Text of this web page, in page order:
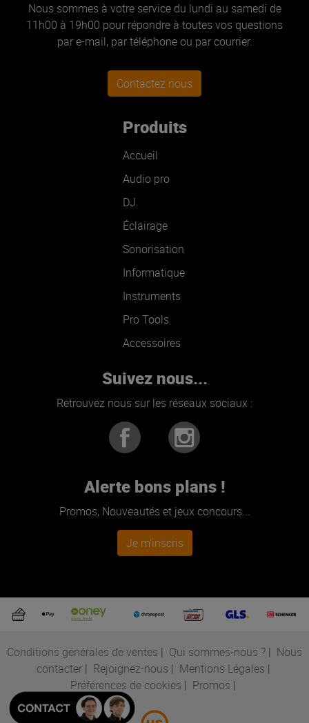
Nous sommes à votre service du lundi au samedi de
11h00 à 19h00 pour répondre à toutes vos questions
par e-mail, par téléphone ou par courrier.
Contactez nous
Produits
Accueil
Audio pro
DJ
Éclairage
Sonorisation
Informatique
Instruments
Pro Tools
Accessoires
Suivez nous...
Retrouvez nous sur les réseaux sociaux :
Alerte bons plans !
Promos, Nouveautés et jeux concours...
Je m'inscris
Conditions générales de ventes | Qui sommes-nous ? | Nous
contacter| Rejoignez-nous | Mentions Légales |
Préférences de cookies | Promos |